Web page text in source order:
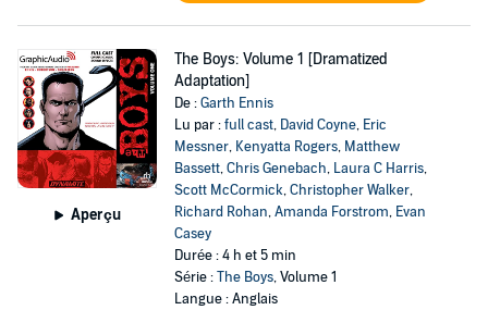
Aperçu
The Boys: Volume 1 [Dramatized
Adaptation]
De :Garth Ennis
Lu par :full cast, David Coyne, Eric
Messner, Kenyatta Rogers, Matthew
Bassett,Chris Genebach, Laura C Harris,
Scott McCormick,Christopher Walker,
Richard Rohan,Amanda Forstrom, Evan
Casey
Durée : 4 h et 5 min
Série :The Boys, Volume 1
Langue : Anglais